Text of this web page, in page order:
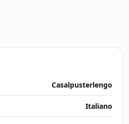
Casalpusterlengo
Italiano